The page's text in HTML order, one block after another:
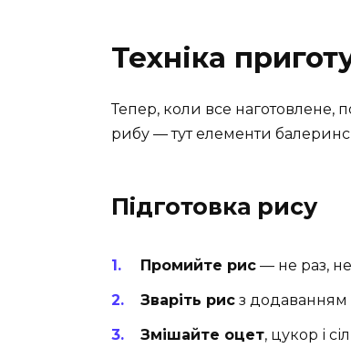
Техніка
Тепер, коли все наготовлене,
рибу — тут елементи
Підготовка рису
Промийте рис — не раз,
Зваріть рис з додаванням
Змішайте оцет, цукор і